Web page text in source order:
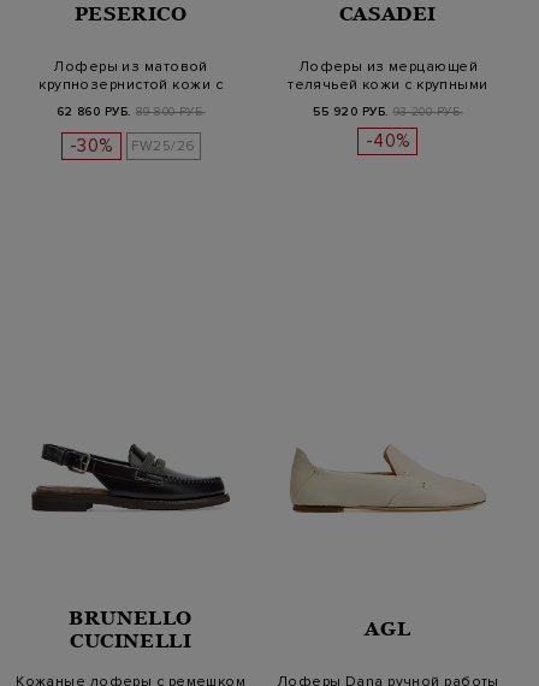
PESERICO
Лоферы из матовой
крупнозернистой кожи с
62 860 РУБ. 89 800 РУБ.
-30% FW25/26
CASADEI
Лоферы из мерцающей
телячьей кожи с крупными
55 920 РУБ. 93 200 РУБ.
-40%
BRUNELLO
CUCINELLI
Кожаные лоферы с ремешком
AGL
Лоферы Dana ручной работы